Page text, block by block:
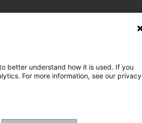
better understand how it is used. If you
For more information, see our privacy